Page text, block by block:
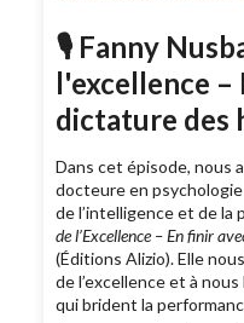
🎙️ Fanny
l'excellence –
dictature des
Dans cet épisode, nous
docteure en
de l’intelligence et de
de l’Excellence – En finir
(Éditions Alizio). Elle
de l’excellence et à
qui brident la